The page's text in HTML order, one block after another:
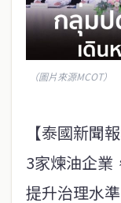
（圖片來源MCOT）
【泰國新聞
3家煉油企業
提升治理水